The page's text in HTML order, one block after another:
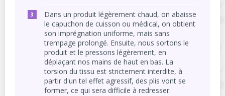
Dans un produit légèrement chaud, on abaisse
le capuchon de cuisson ou médical, on obtient
son imprégnation uniforme, mais sans
trempage prolongé. Ensuite, nous sortons le
produit et le pressons légèrement, en
déplaçant nos mains de haut en bas. La
torsion du tissu est strictement interdite, à
partir d'un tel effet agressif, des plis vont se
former, ce qui sera difficile à redresser.